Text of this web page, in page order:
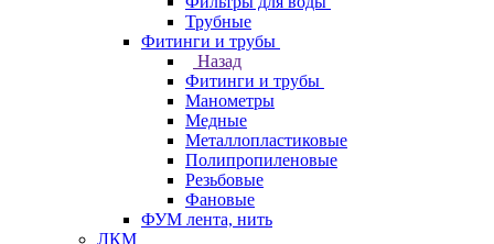
Трубные
Фитинги и трубы
Назад
Фитинги и трубы
Манометры
Медные
Металлопластиковые
Полипропиленовые
Резьбовые
Фановые
ФУМ лента, нить
ЛКМ